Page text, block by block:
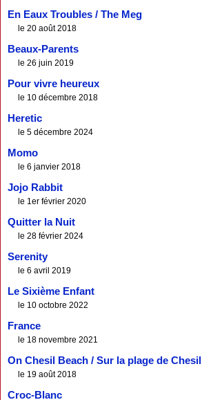
En Eaux Troubles / The Meg
le 20 août 2018
Beaux-Parents
le 26 juin 2019
Pour vivre heureux
le 10 décembre 2018
Heretic
le 5 décembre 2024
Momo
le 6 janvier 2018
Jojo Rabbit
le 1er février 2020
Quitter la Nuit
le 28 février 2024
Serenity
le 6 avril 2019
Le Sixième Enfant
le 10 octobre 2022
France
le 18 novembre 2021
On Chesil Beach / Sur la plage de Chesil
le 19 août 2018
Croc-Blanc